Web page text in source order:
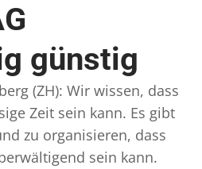
günstig
(ZH): Wir wissen, dass
Zeit sein kann. Es gibt
zu organisieren, dass
sein kann.